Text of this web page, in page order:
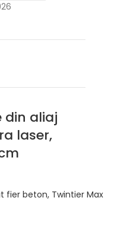
din aliaj
laser,